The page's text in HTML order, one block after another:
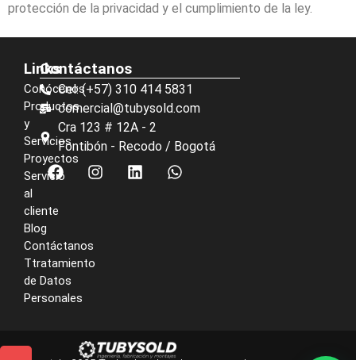
protección de la privacidad y el cumplimiento de la ley.
Links
Conócenos
Productos
y
Servicios
Proyectos
Servicio
al
cliente
Blog
Contáctanos
Ttratamiento
de Datos
Personales
Contáctanos
Cel: (+57) 310 414 5831
comercial@tubysold.com
Cra 123 # 12A - 2
Fontibón - Recodo / Bogotá